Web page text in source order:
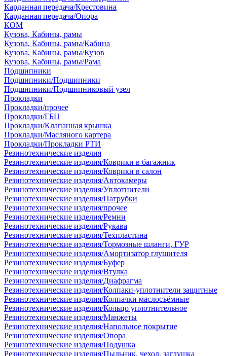
Карданная передача/Крестовина
Карданная передача/Опора
КОМ
Кузова, Кабины, рамы
Кузова, Кабины, рамы/Кабина
Кузова, Кабины, рамы/Кузов
Кузова, Кабины, рамы/Рама
Подшипники
Подшипники/Подшипники
Подшипники/Подшипниковый узел
Прокладки
Прокладки/прочее
Прокладки/ГБЦ
Прокладки/Клапанная крышка
Прокладки/Масляного картера
Прокладки/Прокладки РТИ
Резинотехнические изделия
Резинотехнические изделия/Коврики в багажник
Резинотехнические изделия/Коврики в салон
Резинотехнические изделия/Автокамеры
Резинотехнические изделия/Уплотнители
Резинотехнические изделия/Патрубки
Резинотехнические изделия/прочее
Резинотехнические изделия/Ремни
Резинотехнические изделия/Рукава
Резинотехнические изделия/Техпластина
Резинотехнические изделия/Тормозные шланги, ГУР
Резинотехнические изделия/Амортизатор глушителя
Резинотехнические изделия/Буфер
Резинотехнические изделия/Втулка
Резинотехнические изделия/Диафрагма
Резинотехнические изделия/Колпаки-уплотнители защитные
Резинотехнические изделия/Колпачки маслосъёмные
Резинотехнические изделия/Кольцо уплотнительное
Резинотехнические изделия/Манжеты
Резинотехнические изделия/Напольное покрытие
Резинотехнические изделия/Опора
Резинотехнические изделия/Подушка
Резинотехнические изделия/Пыльник, чехол, заглушка